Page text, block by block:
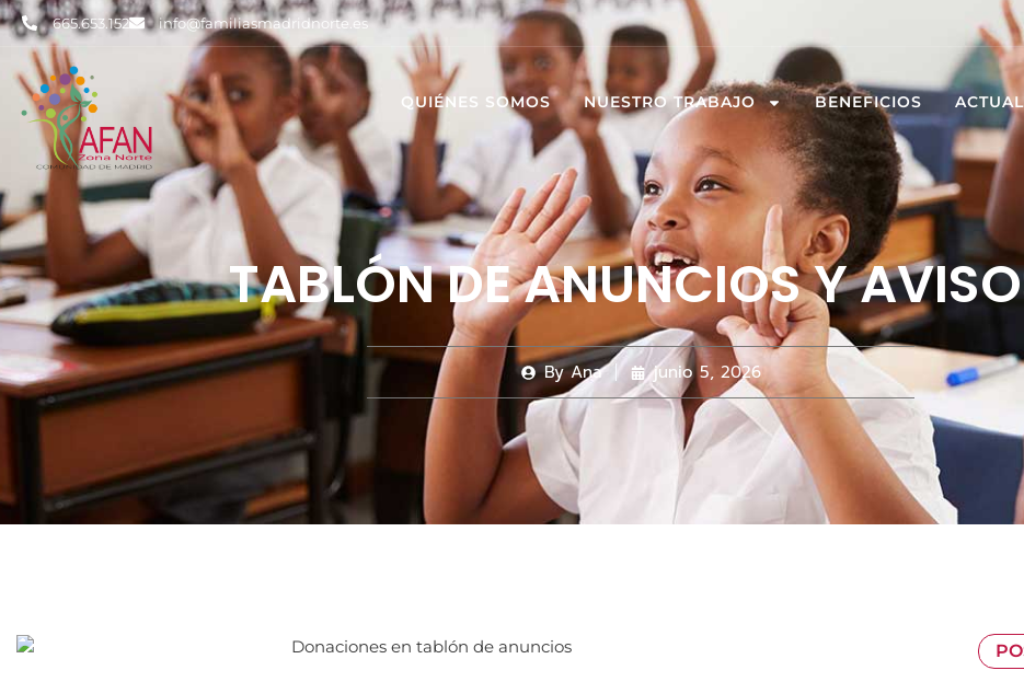
665.653.152 info@familiasmadridnorte.es
QUIÉNES SOMOS NUESTRO TRABAJO BENEFICIOS
TABLÓN DE ANUNCIOS Y
ByAna junio 5, 2026